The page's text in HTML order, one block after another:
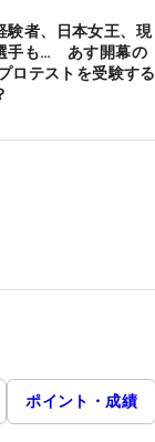
験者、日本女王、現
手も… あす開幕の
ロテストを受験する
ポイント・成績